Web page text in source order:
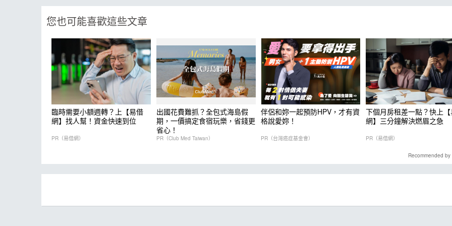
您也可能喜歡這些文章
臨時需要小額週轉？上【易借
網】找人幫！資金快速到位
PR（易借網）
出國花費難抓？全包式海島假
期，一價搞定食宿玩樂，省錢更
省心！
PR（Club Med Taiwan）
伴侶和妳一起預防HPV，才有資
格說愛妳！
PR（台灣癌症基金會）
下個月房租差一點？快上
網】三分鐘解決燃眉之急
PR（易借網）
Recommended by